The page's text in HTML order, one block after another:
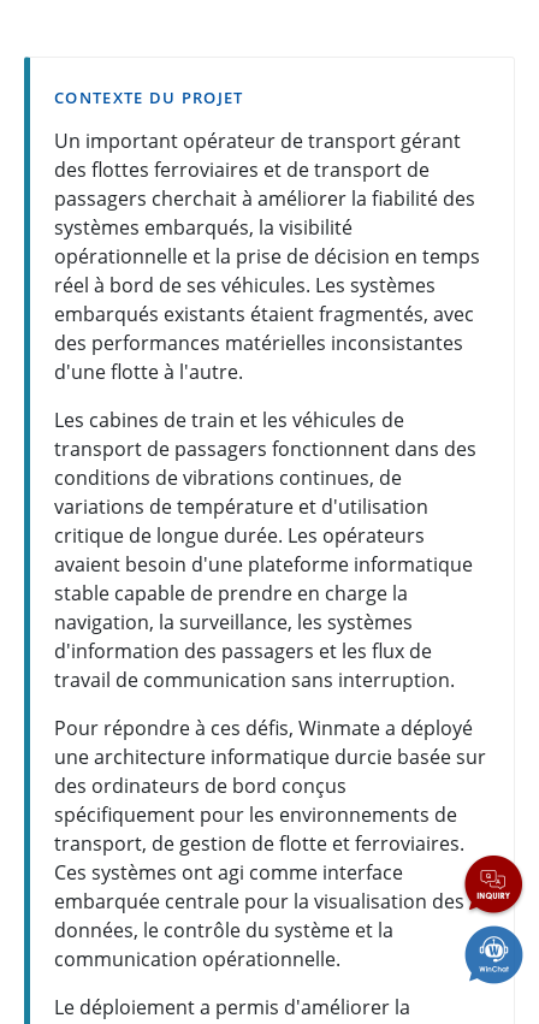
CONTEXTE DU PROJET
Un important opérateur de transport gérant
des flottes ferroviaires et de transport de
passagers cherchait à améliorer la fiabilité des
systèmes embarqués, la visibilité
opérationnelle et la prise de décision en temps
réel à bord de ses véhicules. Les systèmes
embarqués existants étaient fragmentés, avec
des performances matérielles inconsistantes
d'une flotte à l'autre.
Les cabines de train et les véhicules de
transport de passagers fonctionnent dans des
conditions de vibrations continues, de
variations de température et d'utilisation
critique de longue durée. Les opérateurs
avaient besoin d'une plateforme informatique
stable capable de prendre en charge la
navigation, la surveillance, les systèmes
d'information des passagers et les flux de
travail de communication sans interruption.
Pour répondre à ces défis, Winmate a déployé
une architecture informatique durcie basée sur
des ordinateurs de bord conçus
spécifiquement pour les environnements de
transport, de gestion de flotte et ferroviaires.
Ces systèmes ont agi comme interface
embarquée centrale pour la visualisation des
données, le contrôle du système et la
communication opérationnelle.
Le déploiement a permis d'améliorer la